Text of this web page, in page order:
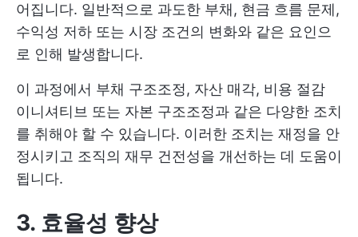
어집니다. 일반적으로 과도한 부채, 현금 흐름 문제,
수익성 저하 또는 시장 조건의 변화와 같은 요인으
로 인해 발생합니다.
이 과정에서 부채 구조조정, 자산 매각, 비용 절감
이니셔티브 또는 자본 구조조정과 같은 다양한 조치
를 취해야 할 수 있습니다. 이러한 조치는 재정을 안
정시키고 조직의 재무 건전성을 개선하는 데 도움이
됩니다.
3. 효율성 향상